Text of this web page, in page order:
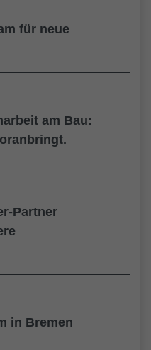
für neue
am Bau:
Partner
in Bremen